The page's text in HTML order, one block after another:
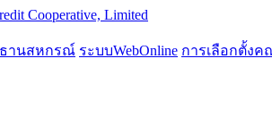
Cooperative, Limited
ธานสหกรณ์ ระบบWebOnline การเลือกตั้ง